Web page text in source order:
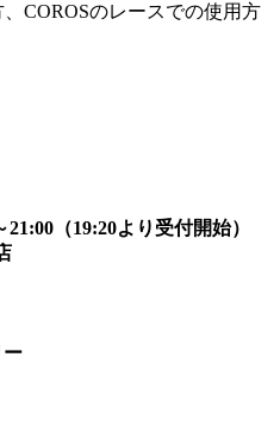
COROSのレースでの使用方
（19:20より受付開始）
ー